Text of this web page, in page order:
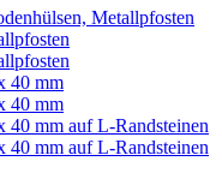
Metallpfosten
40 mm
40 mm
40 mm auf L-Randsteinen
40 mm auf L-Randsteinen